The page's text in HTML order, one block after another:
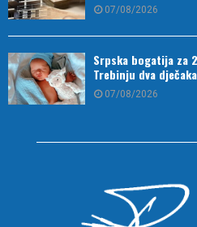
07/08/2026
Srpska bogatija za
Trebinju dva dječaka
07/08/2026